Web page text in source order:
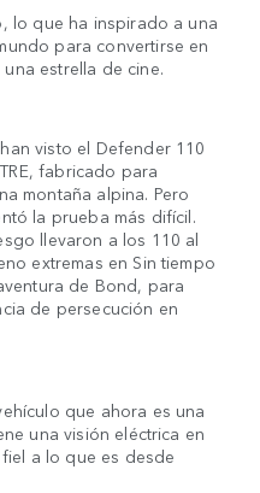
lo que ha inspirado a una
para convertirse en
estrella de cine.
visto el Defender 110
fabricado para
montaña alpina. Pero
la prueba más difícil.
llevaron a los 110 al
extremas en Sin tiempo
de Bond, para
de persecución en
que ahora es una
una visión eléctrica en
a lo que es desde